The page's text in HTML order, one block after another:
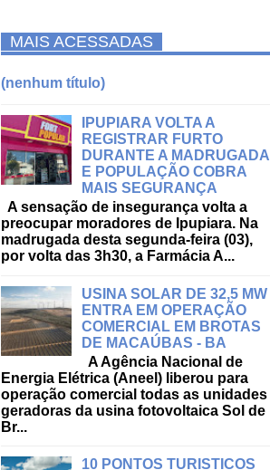
MAIS ACESSADAS
(nenhum título)
IPUPIARA VOLTA A
REGISTRAR FURTO
DURANTE A MADRUGADA
E POPULAÇÃO COBRA
MAIS SEGURANÇA
A sensação de insegurança volta a
preocupar moradores de Ipupiara. Na
madrugada desta segunda-feira (03),
por volta das 3h30, a Farmácia A...
USINA SOLAR DE 32,5 MW
ENTRA EM OPERAÇÃO
COMERCIAL EM BROTAS
DE MACAÚBAS - BA
A Agência Nacional de
Energia Elétrica (Aneel) liberou para
operação comercial todas as unidades
geradoras da usina fotovoltaica Sol de
Br...
10 PONTOS TURISTICOS